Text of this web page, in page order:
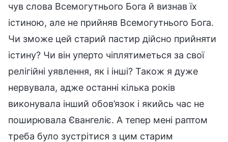
чув слова Всемогутнього Бога й визнав їх
істиною, але не прийняв Всемогутнього Бога.
Чи зможе цей старий пастир дійсно прийняти
істину? Чи він уперто чіплятиметься за свої
релігійні уявлення, як і інші? Також я дуже
нервувала, адже останні кілька років
виконувала інший обов’язок і якийсь час не
поширювала Євангеліє. А тепер мені раптом
треба було зустрітися з цим старим